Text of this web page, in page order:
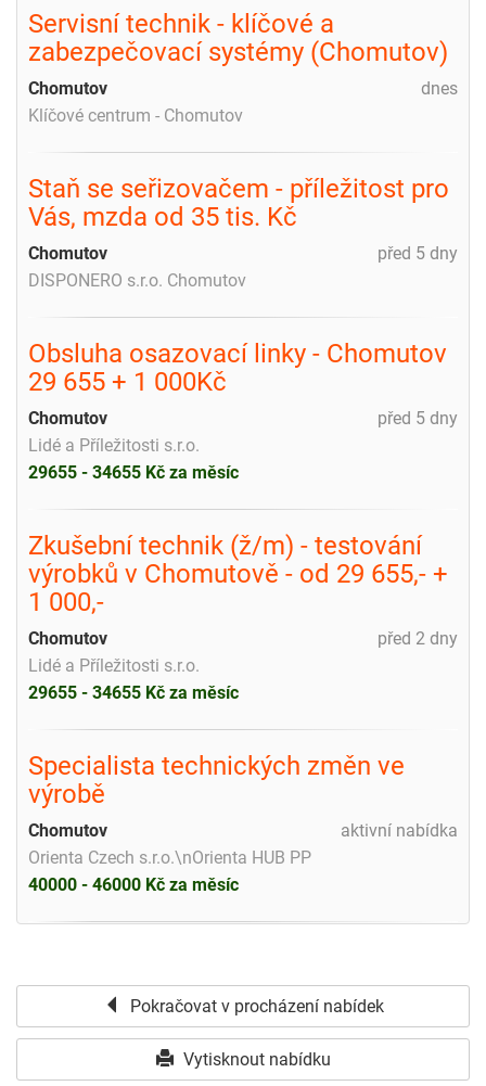
Servisní technik - klíčové a
zabezpečovací systémy (Chomutov)
dnes
Chomutov
Klíčové centrum - Chomutov
Staň se seřizovačem - příležitost pro
Vás, mzda od 35 tis. Kč
před 5 dny
Chomutov
DISPONERO s.r.o. Chomutov
Obsluha osazovací linky - Chomutov
29 655 + 1 000Kč
před 5 dny
Chomutov
Lidé a Příležitosti s.r.o.
29655 - 34655 Kč za měsíc
Zkušební technik (ž/m) - testování
výrobků v Chomutově - od 29 655,- +
1 000,-
před 2 dny
Chomutov
Lidé a Příležitosti s.r.o.
29655 - 34655 Kč za měsíc
Specialista technických změn ve
výrobě
aktivní nabídka
Chomutov
Orienta Czech s.r.o.\nOrienta HUB PP
40000 - 46000 Kč za měsíc
Pokračovat v procházení nabídek
Vytisknout nabídku